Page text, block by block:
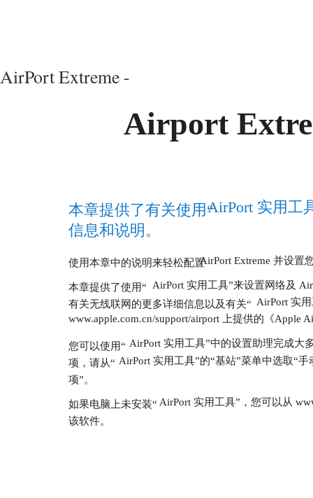
AirPort Extreme -
Airport
本章提供了有关使用“AirPort 实用工
信息和说明。
使用本章中的说明来轻松配置AirPort Extreme 并设置
本章提供了使用“
AirPort 实用工具”来设置网络及
有关无线联网的更多详细信息以及有关“ AirPort 实
www.apple.com.cn/support/airport 上提供的《Apple
您可以使用“ AirPort 实用工具”中的设置助理完成大
项，请从“ AirPort 实用工具”的“基站”菜单中选取“
项”。
如果电脑上未安装“ AirPort 实用工具”，您可以从
该软件。